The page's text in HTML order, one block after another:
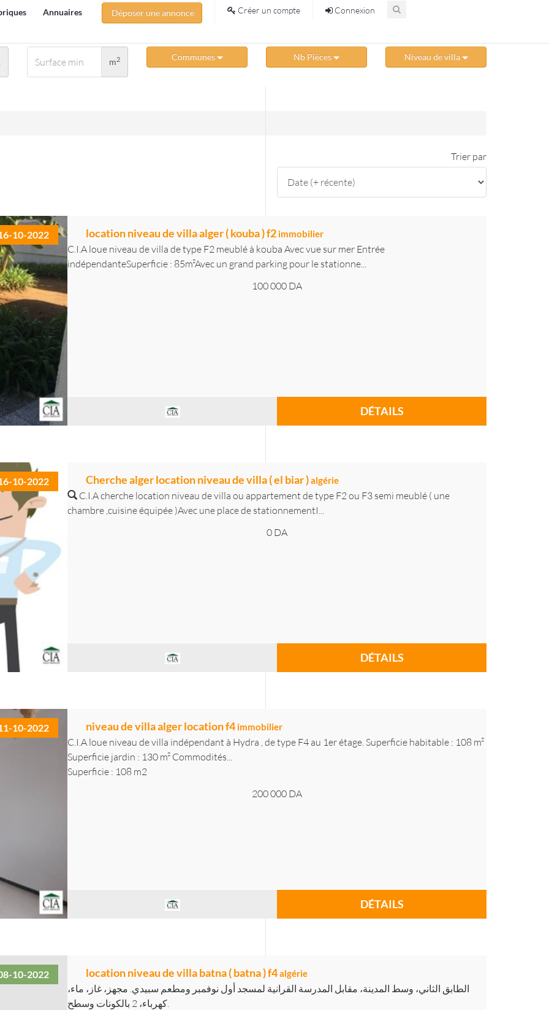
Annuaires Déposer une annonce Créer un compte Connexion
m2 Communes Nb Pièces Niveau de villa
Trier par
10-2022 location niveau de villa alger ( kouba ) f2 immobilier
C.I.A loue niveau de villa de type F2 meublé à kouba Avec vue sur mer Entrée
indépendanteSuperficie : 85m²Avec un grand parking pour le stationne...
100 000 DA
DÉTAILS
10-2022 Cherche alger location niveau de villa ( el biar )algérie
C.I.A cherche location niveau de villa ou appartement de type F2 ou F3 semi meublé ( une
chambre ,cuisine équipée )Avec une place de stationnementI...
0 DA
DÉTAILS
10-2022 niveau de villa alger location f4 immobilier
C.I.A loue niveau de villa indépendant à Hydra , de type F4 au 1er étage. Superficie habitable : 108 m²
Superficie jardin : 130 m² Commodités...
Superficie : 108 m2
200 000 DA
DÉTAILS
10-2022 location niveau de villa batna ( batna ) f4algérie
الطابق الثاني، وسط المدينة، مقابل المدرسة القرانية لمسجد أول نوفمبر ومطعم سبيدي. مجهز، غاز، ماء،
كهرباء، 2 بالكونات وسطح.